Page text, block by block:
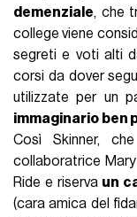
demenziale, che
college viene
segreti e voti alti
corsi da dover
utilizzate per un
immaginario ben
Così Skinner,
collaboratrice
Ride e riservaun
(cara amica del